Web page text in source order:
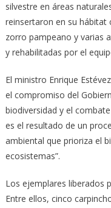
silvestre en áreas
reinsertaron en su hábitat
zorro pampeano y varias
y rehabilitadas por el
El ministro Enrique
el compromiso del
biodiversidad y el
es el resultado de un
ambiental que prioriza el
ecosistemas”.
Los ejemplares liberados
Entre ellos, cinco